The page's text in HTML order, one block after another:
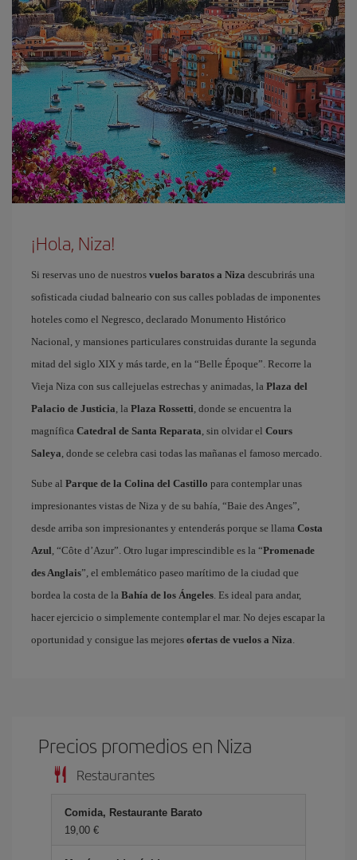
¡Hola, Niza!
Si reservas uno de nuestros vuelos baratos a Niza descubrirás una
sofisticada ciudad balneario con sus calles pobladas de imponentes
hoteles como el Negresco, declarado Monumento Histórico
Nacional, y mansiones particulares construidas durante la segunda
mitad del siglo XIX y más tarde, en la “Belle Époque”. Recorre la
Vieja Niza con sus callejuelas estrechas y animadas, la Plaza del
Palacio de Justicia, la Plaza Rossetti, donde se encuentra la
magnífica Catedral de Santa Reparata, sin olvidar el Cours
Saleya, donde se celebra casi todas las mañanas el famoso mercado.
Sube al Parque de la Colina del Castillo para contemplar unas
impresionantes vistas de Niza y de su bahía, “Baie des Anges”,
desde arriba son impresionantes y entenderás porque se llama Costa
Azul, “Côte d’Azur”. Otro lugar imprescindible es la “Promenade
des Anglais”, el emblemático paseo marítimo de la ciudad que
bordea la costa de la Bahía de los Ángeles. Es ideal para andar,
hacer ejercicio o simplemente contemplar el mar. No dejes escapar la
oportunidad y consigue las mejores ofertas de vuelos a Niza.
Precios promedios en Niza
Restaurantes
Comida, Restaurante Barato
19,00 €